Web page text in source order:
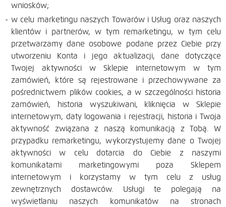
wniosków;
w celu marketingu naszych Towarów i Usług oraz naszych
klientów i partnerów, w tym remarketingu, w tym celu
przetwarzamy dane osobowe podane przez Ciebie przy
utworzeniu Konta i jego aktualizacji, dane dotyczące
Twojej aktywności w Sklepie internetowym w tym
zamówień, które są rejestrowane i przechowywane za
pośrednictwem plików cookies, a w szczególności historia
zamówień, historia wyszukiwani, kliknięcia w Sklepie
internetowym, daty logowania i rejestracji, historia i Twoja
aktywność związana z naszą komunikacją z Tobą. W
przypadku remarketingu, wykorzystujemy dane o Twojej
aktywności w celu dotarcia do Ciebie z naszymi
komunikatami marketingowymi poza Sklepem
internetowym i korzystamy w tym celu z usług
zewnętrznych dostawców. Usługi te polegają na
wyświetlaniu naszych komunikatów na stronach